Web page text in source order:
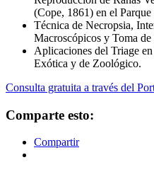
(Cope, 1861) en el
Técnica de Necropsia,
Macroscópicos y Toma
Aplicaciones del Triage
Exótica y de Zoológico.
Consulta gratuita a través del
Comparte esto:
Compartir